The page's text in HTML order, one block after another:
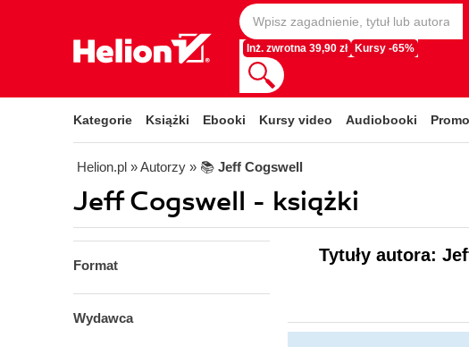
Inż. zwrotna 39,90 zł Kursy -65%
Kategorie Książki Ebooki Kursy video Audiobooki
Helion.pl » Autorzy » 📚 Jeff Cogswell
Jeff Cogswell - książki
Format
Wydawca
Tytuły autora: